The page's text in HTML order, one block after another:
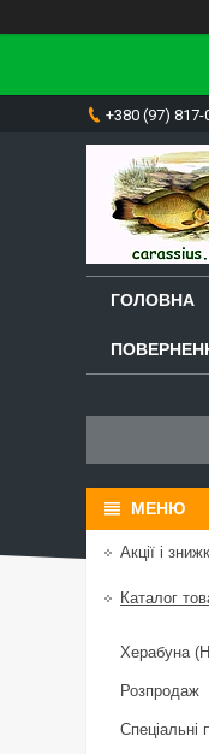
+380 (97) 817-
ГОЛОВНА
Акції і
Каталог
Херабуна
Розпродаж
Спеціальні